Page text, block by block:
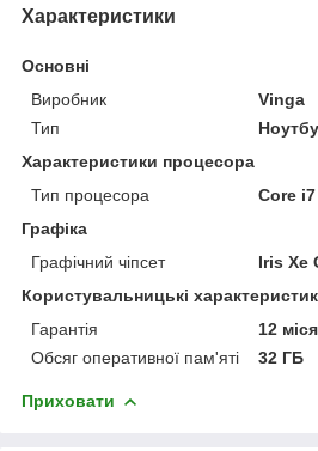
Характеристики
Основні
Виробник
Vinga
Тип
Характеристики процесора
Тип процесора
Core i7
Графіка
Графічний чіпсет
Iris Xe
Користувальницькі
Гарантія
12
Обсяг оперативної пам'яті
32 ГБ
Приховати